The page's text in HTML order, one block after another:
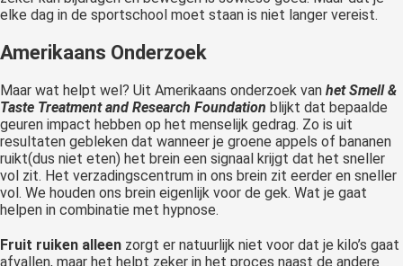
elke dag in de sportschool moet staan is niet langer vereist.
Amerikaans Onderzoek
Maar wat helpt wel? Uit Amerikaans onderzoek van het Smell &
Taste Treatment and Research Foundation blijkt dat bepaalde
geuren impact hebben op het menselijk gedrag. Zo is uit
resultaten gebleken dat wanneer je groene appels of bananen
ruikt(dus niet eten) het brein een signaal krijgt dat het sneller
vol zit. Het verzadingscentrum in ons brein zit eerder en sneller
vol. We houden ons brein eigenlijk voor de gek. Wat je gaat
helpen in combinatie met hypnose.
Fruit ruiken alleen zorgt er natuurlijk niet voor dat je kilo’s gaat
afvallen, maar het helpt zeker in het proces naast de andere